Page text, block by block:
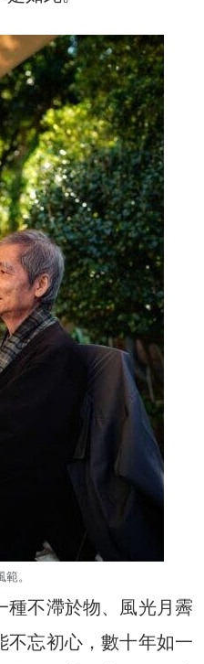
。
種不滯於物、風光月霽
不忘初心，數十年如一